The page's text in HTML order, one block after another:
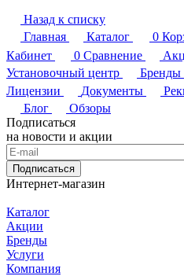
Назад к списку
Главная
Каталог 0
Кабинет
0 Сравнение
Установочный центр
Бренды
Лицензии
Документы
Блог
Обзоры
Подписаться
на новости и акции
Подписаться
Интернет-магазин
Каталог
Акции
Бренды
Услуги
Компания